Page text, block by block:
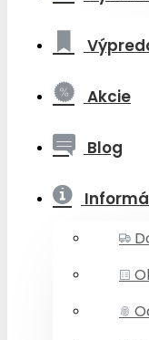
Akcie
Blog